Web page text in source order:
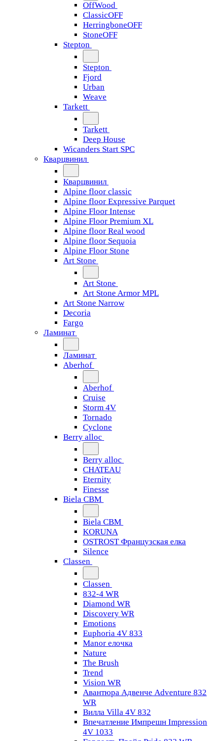
OffWood
ClassicOFF
HerringboneOFF
StoneOFF
Stepton
Stepton
Fjord
Urban
Weave
Tarkett
Tarkett
Deep House
Wicanders Start SPC
Кварцвинил
Кварцвинил
Alpine floor classic
Alpine floor Expressive Parquet
Alpine Floor Intense
Alpine Floor Premium XL
Alpine floor Real wood
Alpine floor Sequoia
Alpine Floor Stone
Art Stone
Art Stone
Art Stone Armor MPL
Art Stone Narrow
Decoria
Fargo
Ламинат
Ламинат
Aberhof
Aberhof
Cruise
Storm 4V
Tornado
Сyclone
Berry alloc
Berry alloc
CHATEAU
Eternity
Finesse
Biela CBM
Biela CBM
KORUNA
OSTROST Французская елка
Silence
Classen
Classen
832-4 WR
Diamond WR
Discovery WR
Emotions
Euphoria 4V 833
Manor елочка
Nature
The Brush
Trend
Vision WR
Авантюра Адвенче Adventure 832
WR
Вилла Villa 4V 832
Впечатление Импрешн Impression
4V 1033